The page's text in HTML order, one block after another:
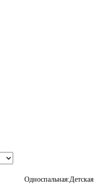
Односпальная:Детская